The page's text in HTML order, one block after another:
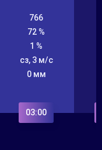
766
72 %
1 %
сз, 3 м/с
0 мм
03:00